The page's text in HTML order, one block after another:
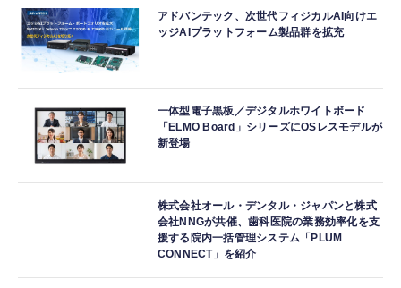
アドバンテック、次世代フィジカルAI向けエ
ッジAIプラットフォーム製品群を拡充
一体型電子黒板／デジタルホワイトボード
「ELMO Board」シリーズにOSレスモデルが
新登場
株式会社オール・デンタル・ジャパンと株式
会社NNGが共催、歯科医院の業務効率化を支
援する院内一括管理システム「PLUM
CONNECT」を紹介